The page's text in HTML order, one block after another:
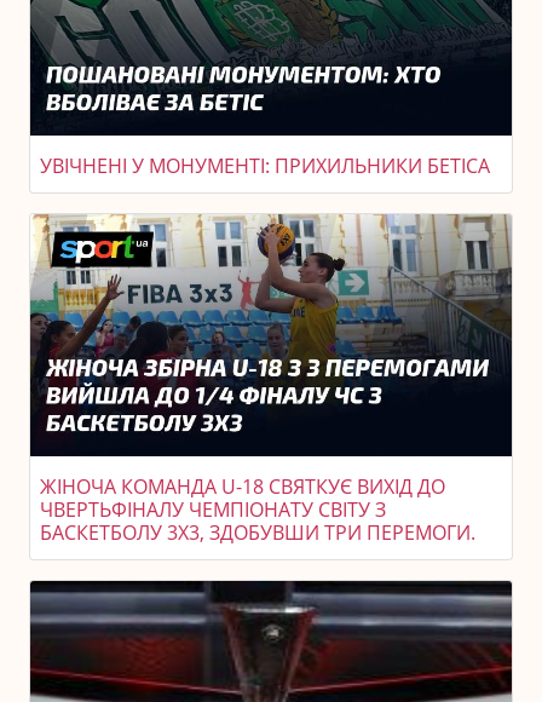
УВІЧНЕНІ У МОНУМЕНТІ: ПРИХИЛЬНИКИ БЕТІСА
ЖІНОЧА КОМАНДА U-18 СВЯТКУЄ ВИХІД ДО
ЧВЕРТЬФІНАЛУ ЧЕМПІОНАТУ СВІТУ З
БАСКЕТБОЛУ 3X3, ЗДОБУВШИ ТРИ ПЕРЕМОГИ.